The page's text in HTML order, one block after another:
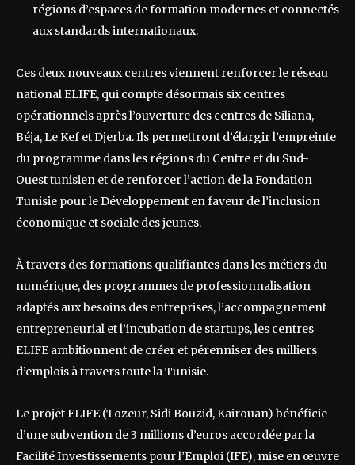
régions d’espaces de formation modernes et connectés
aux standards internationaux.
Ces deux nouveaux centres viennent renforcer le réseau
national ELIFE, qui compte désormais six centres
opérationnels après l’ouverture des centres de Siliana,
Béja, Le Kef et Djerba. Ils permettront d’élargir l’empreinte
du programme dans les régions du Centre et du Sud-
Ouest tunisien et de renforcer l’action de la Fondation
Tunisie pour le Développement en faveur de l’inclusion
économique et sociale des jeunes.
À travers des formations qualifiantes dans les métiers du
numérique, des programmes de professionnalisation
adaptés aux besoins des entreprises, l’accompagnement
entrepreneurial et l’incubation de startups, les centres
ELIFE ambitionnent de créer et pérenniser des milliers
d’emplois à travers toute la Tunisie.
Le projet ELIFE (Tozeur, Sidi Bouzid, Kairouan) bénéficie
d’une subvention de 3 millions d’euros accordée par la
Facilité Investissements pour l’Emploi (IFE), mise en œuvre